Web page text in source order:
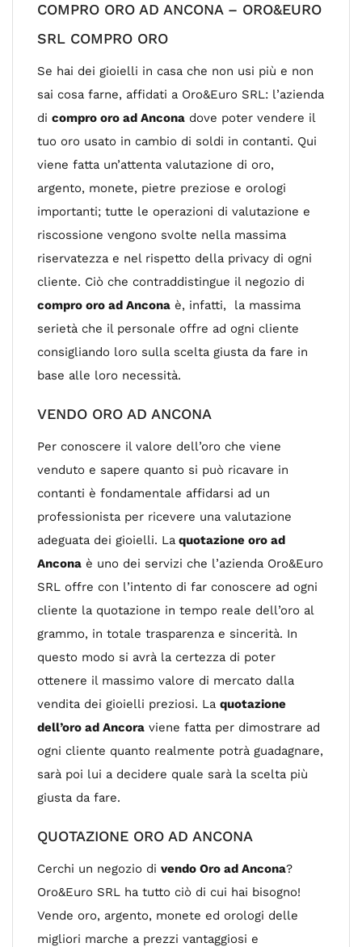
COMPRO ORO AD ANCONA – ORO&EURO
SRL COMPRO ORO
Se hai dei gioielli in casa che non usi più e non
sai cosa farne, affidati a Oro&Euro SRL: l’azienda
di compro oro ad Ancona dove poter vendere il
tuo oro usato in cambio di soldi in contanti. Qui
viene fatta un’attenta valutazione di oro,
argento, monete, pietre preziose e orologi
importanti; tutte le operazioni di valutazione e
riscossione vengono svolte nella massima
riservatezza e nel rispetto della privacy di ogni
cliente. Ciò che contraddistingue il negozio di
compro oro ad Ancona è, infatti, la massima
serietà che il personale offre ad ogni cliente
consigliando loro sulla scelta giusta da fare in
base alle loro necessità.
VENDO ORO AD ANCONA
Per conoscere il valore dell’oro che viene
venduto e sapere quanto si può ricavare in
contanti è fondamentale affidarsi ad un
professionista per ricevere una valutazione
adeguata dei gioielli. La quotazione oro ad
Ancona è uno dei servizi che l’azienda Oro&Euro
SRL offre con l’intento di far conoscere ad ogni
cliente la quotazione in tempo reale dell’oro al
grammo, in totale trasparenza e sincerità. In
questo modo si avrà la certezza di poter
ottenere il massimo valore di mercato dalla
vendita dei gioielli preziosi. La quotazione
dell’oro ad Ancora viene fatta per dimostrare ad
ogni cliente quanto realmente potrà guadagnare,
sarà poi lui a decidere quale sarà la scelta più
giusta da fare.
QUOTAZIONE ORO AD ANCONA
Cerchi un negozio di vendo Oro ad Ancona?
Oro&Euro SRL ha tutto ciò di cui hai bisogno!
Vende oro, argento, monete ed orologi delle
migliori marche a prezzi vantaggiosi e